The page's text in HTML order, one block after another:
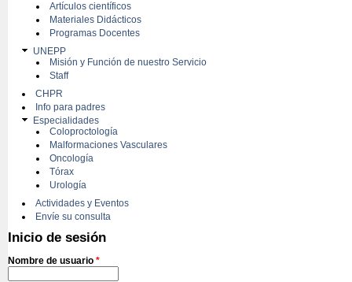
Artículos científicos
Materiales Didácticos
Programas Docentes
UNEPP
Misión y Función de nuestro Servicio
Staff
CHPR
Info para padres
Especialidades
Coloproctología
Malformaciones Vasculares
Oncología
Tórax
Urología
Actividades y Eventos
Envíe su consulta
Inicio de sesión
Nombre de usuario *